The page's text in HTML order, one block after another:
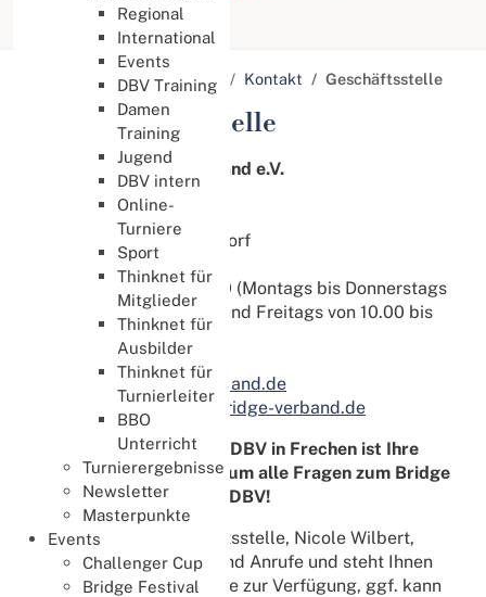
Regional
International
Events
DBV Training
Damen
Training
Jugend
DBV intern
Online-
Turniere
Sport
Thinknet für
Mitglieder
Thinknet für
Ausbilder
Thinknet für
Turnierleiter
BBO
Unterricht
Turnierergebnisse
Newsletter
Masterpunkte
Events
Challenger Cup
Bridge Festival
Aktuelle Seite: Startseite Kontakt Geschäftsstelle
DBV Geschäftsstelle
Deutscher Bridge-Verband e.V.
Geschäftsstelle
Augustinusstr. 11 C
50226 Frechen-Königsdorf
Telefon: 02234-60009-0 (Montags bis Donnerstags
von 10.00 bis 14.00 Uhr und Freitags von 10.00 bis
Fax: 02234-60009-20
info@bridge-verband.de
https://www.bridge-verband.de
Die Geschäftsstelle des DBV in Frechen ist Ihre
erste Anlaufstelle rund um alle Fragen zum Bridge
in Deutschland und den DBV!
Die Leiterin der Geschäftsstelle, Nicole Wilbert,
empfängt Ihre E-Mails und Anrufe und steht Ihnen
bei Fragen aller Art gerne zur Verfügung, ggf. kann